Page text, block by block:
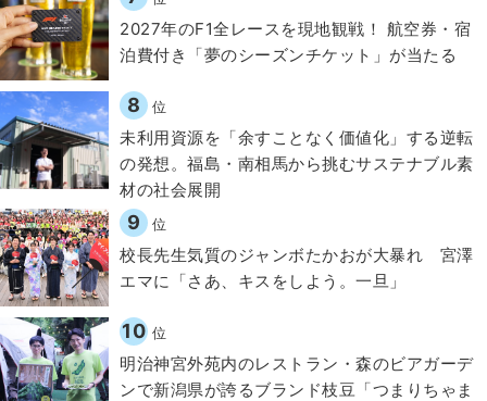
2027年のF1全レースを現地観戦！ 航空券・宿
泊費付き「夢のシーズンチケット」が当たる
8 位
​​未利用資源を「余すことなく価値化」する逆転
の発想。福島・南相馬から挑むサステナブル素
材の社会展開​
9 位
校長先生気質のジャンボたかおが大暴れ 宮澤
エマに「さあ、キスをしよう。一旦」
10 位
明治神宮外苑内のレストラン・森のビアガーデ
ンで新潟県が誇るブランド枝豆「つまりちゃま